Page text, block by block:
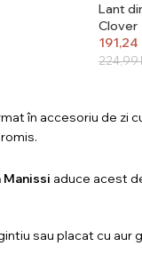
Lant
Clover
224,99
191,24
în accesoriu de zi
aduce acest
sau placat cu